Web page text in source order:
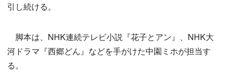
引し続ける。
脚本は、NHK連続テレビ小説『花子とアン』、NHK大
河ドラマ『西郷どん』などを手がけた中園ミホが担当す
る。